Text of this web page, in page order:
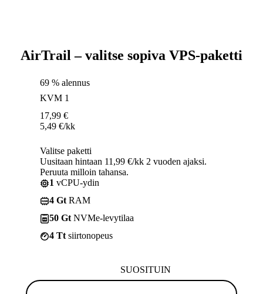
AirTrail – valitse sopiva VPS-paketti
69 % alennus
KVM 1
17,99 €
5,49 €/kk
Valitse paketti
Uusitaan hintaan 11,99 €/kk 2 vuoden ajaksi.
Peruuta milloin tahansa.
1 vCPU-ydin
4 Gt RAM
50 Gt NVMe-levytilaa
4 Tt siirtonopeus
SUOSITUIN